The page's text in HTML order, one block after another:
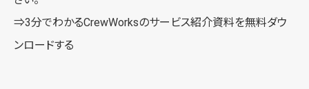
⇒3分でわかるCrewWorksのサービス紹介資料を無料ダウ
ンロードする